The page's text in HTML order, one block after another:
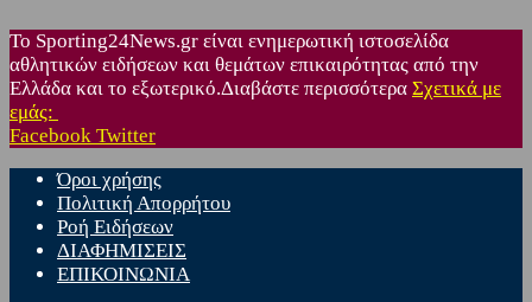
Το Sporting24News.gr είναι ενημερωτική ιστοσελίδα
αθλητικών ειδήσεων και θεμάτων επικαιρότητας από την
Ελλάδα και το εξωτερικό.Διαβάστε περισσότερα Σχετικά με
εμάς:
Facebook Twitter
Όροι χρήσης
Πολιτική Απορρήτου
Ροή Ειδήσεων
ΔΙΑΦΗΜΙΣΕΙΣ
ΕΠΙΚΟΙΝΩΝΙΑ